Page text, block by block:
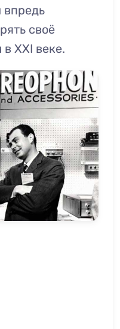
впредь
своё
XXI веке.